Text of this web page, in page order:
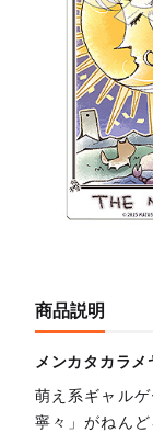
商品説明
メンカタカラ
萌え系ギャル
寧々」がねんど